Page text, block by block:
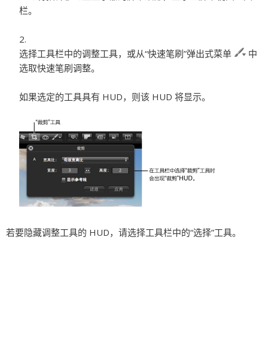
栏。
选择工具栏中的调整工具，或从“快速笔刷”弹出式菜单
中
选取快速笔刷调整。
如果选定的工具具有 HUD，则该 HUD 将显示。
若要隐藏调整工具的 HUD，请选择工具栏中的“选择”工具。